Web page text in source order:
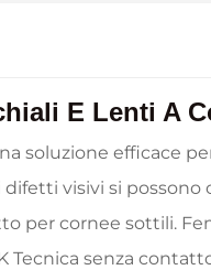
E Lenti A
soluzione efficace
visivi si possono
per cornee sottili.
Tecnica senza